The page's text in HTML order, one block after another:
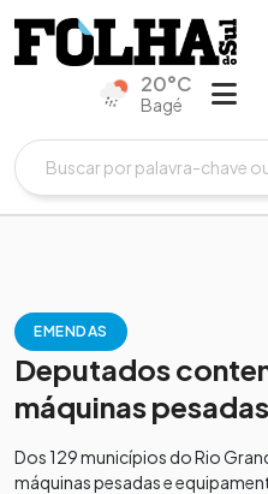
20°C
Bagé
EMENDAS
Deputados
máquinas pesadas
Dos 129 municípios do Rio
máquinas pesadas e